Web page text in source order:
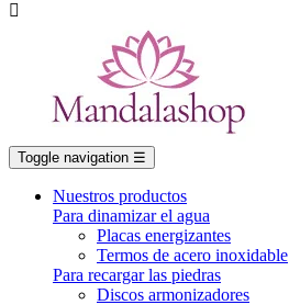

Toggle navigation ☰
Nuestros productos
Para dinamizar el agua
Placas energizantes
Termos de acero inoxidable
Para recargar las piedras
Discos armonizadores